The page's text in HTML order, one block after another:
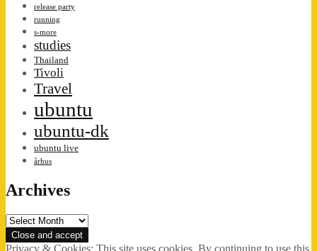
release party
running
s-more
studies
Thailand
Tivoli
Travel
ubuntu
ubuntu-dk
ubuntu live
århus
Archives
Archives